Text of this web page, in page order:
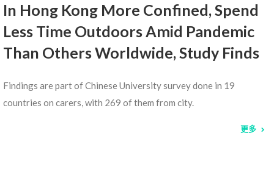
In Hong Kong More Confined, Spend
Less Time Outdoors Amid Pandemic
Than Others Worldwide, Study Finds
Findings are part of Chinese University survey done in 19
countries on carers, with 269 of them from city.
更多